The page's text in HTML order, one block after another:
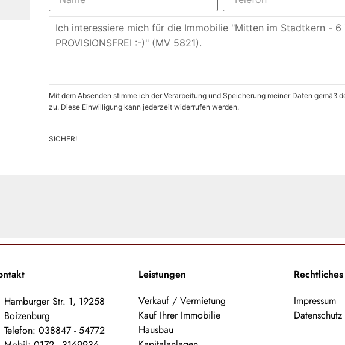
Mit dem Absenden stimme ich der Verarbeitung und Speicherung meiner Daten gemäß
zu. Diese Einwilligung kann jederzeit widerrufen werden.
SICHER!
Hamburger Str. 1, 19258
Boizenburg
Telefon: 038847 - 54772
Leistungen
Verkauf / Vermietung
Kauf Ihrer Immobilie
Hausbau
Rechtliches
Impressum
Datenschutz